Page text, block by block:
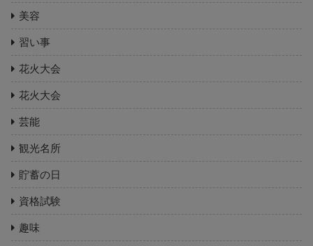
美容
習い事
花火大会
花火大会
芸能
観光名所
貯蓄の日
資格試験
趣味